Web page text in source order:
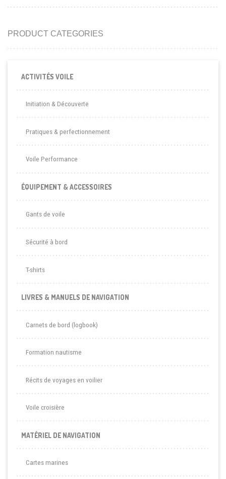
PRODUCT CATEGORIES
ACTIVITÉS VOILE
Initiation & Découverte
Pratiques & perfectionnement
Voile Performance
ÉQUIPEMENT & ACCESSOIRES
Gants de voile
Sécurité à bord
T-shirts
LIVRES & MANUELS DE NAVIGATION
Carnets de bord (logbook)
Formation nautisme
Récits de voyages en voilier
Voile croisière
MATÉRIEL DE NAVIGATION
Cartes marines